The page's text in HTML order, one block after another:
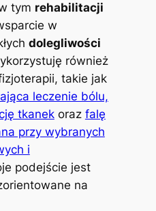
tym rehabilitacji
w
dolegliwości
również
takie jak
leczenie bólu,
tkanekoraz falę
przy wybranych
i
podejście jest
na